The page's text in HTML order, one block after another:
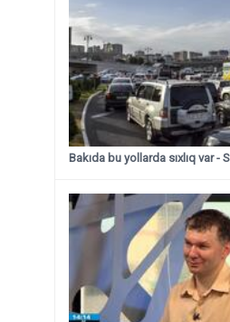
Bakıda bu yollarda sıxlıq var -